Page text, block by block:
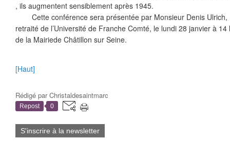
, ils augmentent sensiblement après 1945.
Cette conférence sera présentée par Monsieur Denis Ulrich,
retraité de l’Université de Franche Comté, le lundi 28 janvier à
de la Mairiede Châtillon sur Seine.
[Haut]
Rédigé parChristaldesaintmarc
Repost 0
S'inscrire à la newsletter